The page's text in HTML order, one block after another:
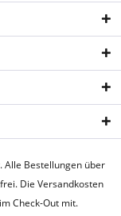
Bestellungen über
Die Versandkosten
Check-Out mit.